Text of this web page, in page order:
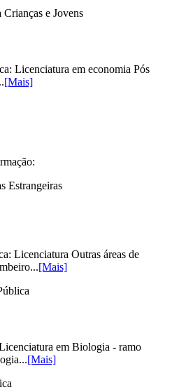
e Jovens
Licenciatura em economia Pós
[Mais]
Estrangeiras
Licenciatura Outras áreas de
[Mais]
em Biologia - ramo
[Mais]